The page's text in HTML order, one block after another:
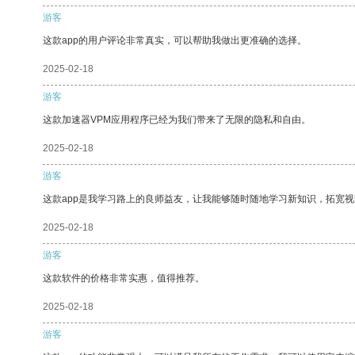
游客
这款app的用户评论非常真实，可以帮助我做出更准确的选择。
2025-02-18
游客
这款加速器VPM应用程序已经为我们带来了无限的隐私和自由。
2025-02-18
游客
这款app是我学习路上的良师益友，让我能够随时随地学习新知识，拓宽
2025-02-18
游客
这款软件的价格非常实惠，值得推荐。
2025-02-18
游客